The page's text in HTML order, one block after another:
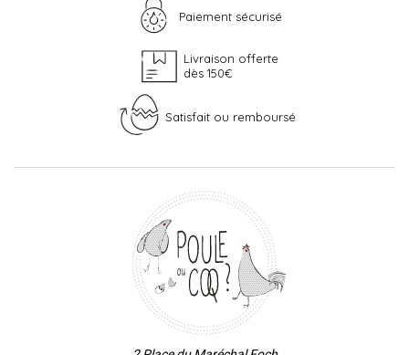
Paiement sécurisé
Livraison offerte
dès 150€
Satisfait ou remboursé